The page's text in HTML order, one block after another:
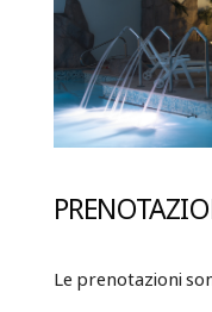
Le prenotazioni